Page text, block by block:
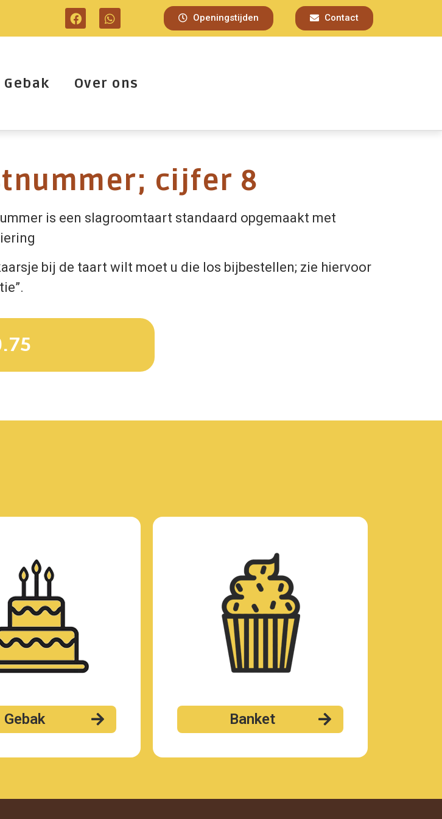
Openingstijden Contact
Gebak Over ons
cijfer 8
is een slagroomtaart standaard opgemaakt met
bij de taart wilt moet u die los bijbestellen; zie hiervoor
Gebak Banket